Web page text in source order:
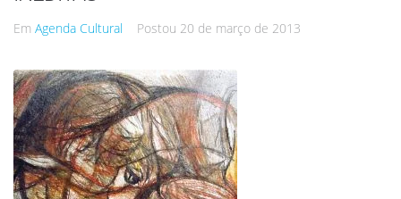
Em Agenda Cultural Postou 20 de março de 2013